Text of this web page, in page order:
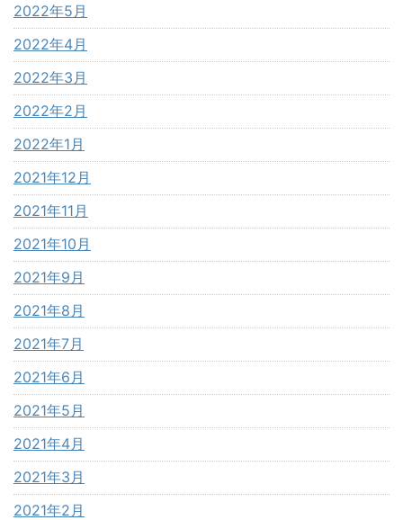
2022年5月
2022年4月
2022年3月
2022年2月
2022年1月
2021年12月
2021年11月
2021年10月
2021年9月
2021年8月
2021年7月
2021年6月
2021年5月
2021年4月
2021年3月
2021年2月